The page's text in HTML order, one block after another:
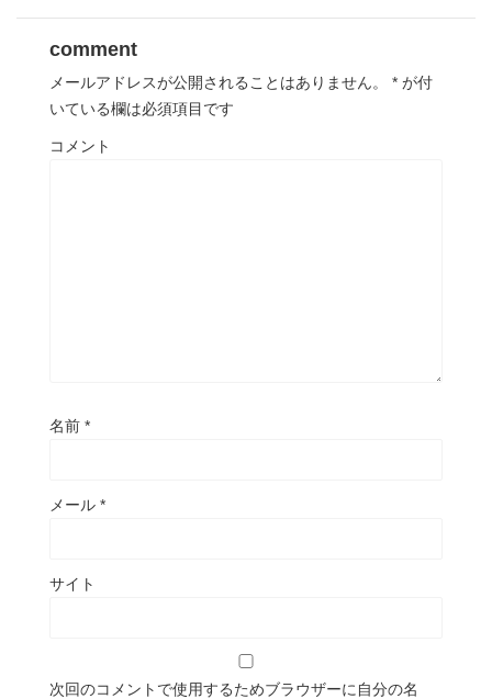
comment
メールアドレスが公開されることはありません。 * が付
いている欄は必須項目です
コメント
名前 *
メール *
サイト
次回のコメントで使用するためブラウザーに自分の名